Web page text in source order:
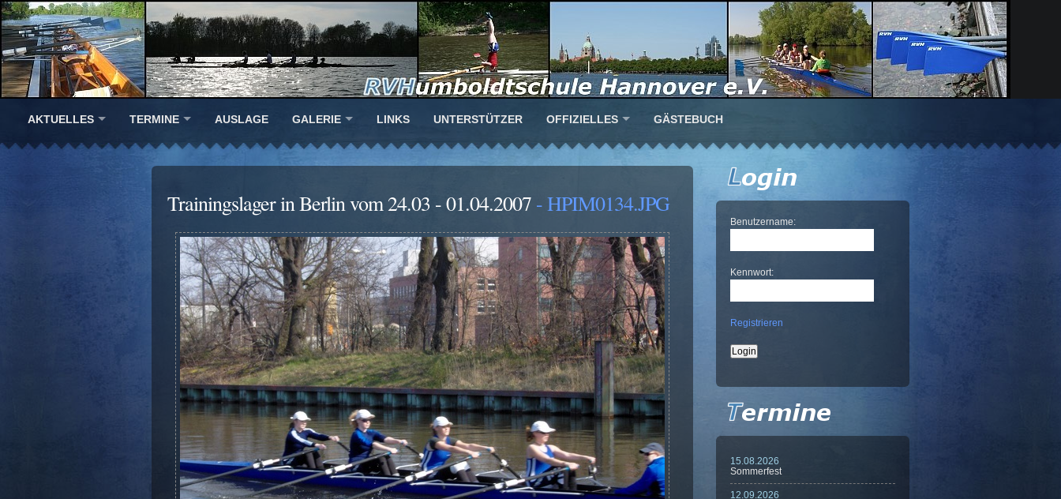
AKTUELLES TERMINE AUSLAGE GALERIE LINKS UNTERSTÜTZER OFFIZIELLES GÄSTEBUCH
Trainingslager in Berlin vom 24.03 - 01.04.2007 - HPIM0134.JPG
Benutzername:
Kennwort:
Registrieren
15.08.2026
Sommerfest
12.09.2026